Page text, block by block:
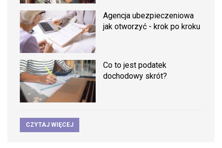
Agencja ubezpieczeniowa
jak otworzyć - krok po kroku
Co to jest podatek
dochodowy skrót?
CZYTAJ WIĘCEJ